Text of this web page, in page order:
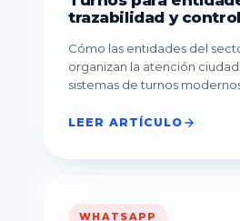
trazabilidad y control
Cómo las entidades del
organizan la atención
sistemas de turnos
LEER ARTÍCULO
WHATSAPP